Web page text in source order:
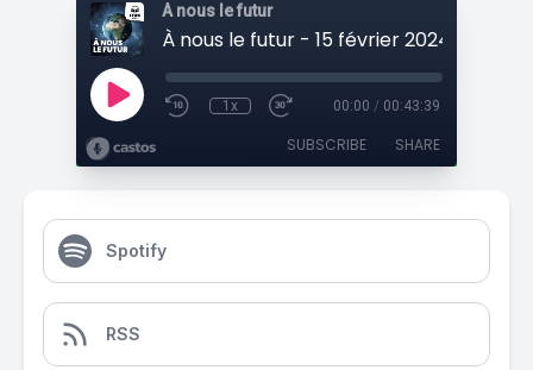
À nous le futur
À nous le futur - 15 février 2024
1x 00:00 / 00:43:39
SUBSCRIBE SHARE
Spotify
RSS